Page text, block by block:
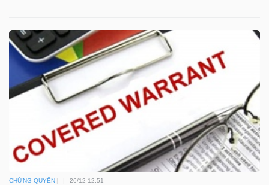
CHỨNG QUYỀN 26/12 12:51
Lãnh
đạo
(-)
Người nội bộ Người liên quan Cổ đông lớn
Tin
tức
(-)